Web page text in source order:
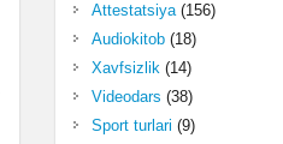
Attestatsiya(156)
Audiokitob(18)
Xavfsizlik(14)
Videodars (38)
Sport turlari (9)